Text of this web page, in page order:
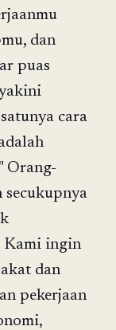
dan
puas
cara
Orang-
secukupnya
Kami ingin
dan
pekerjaan